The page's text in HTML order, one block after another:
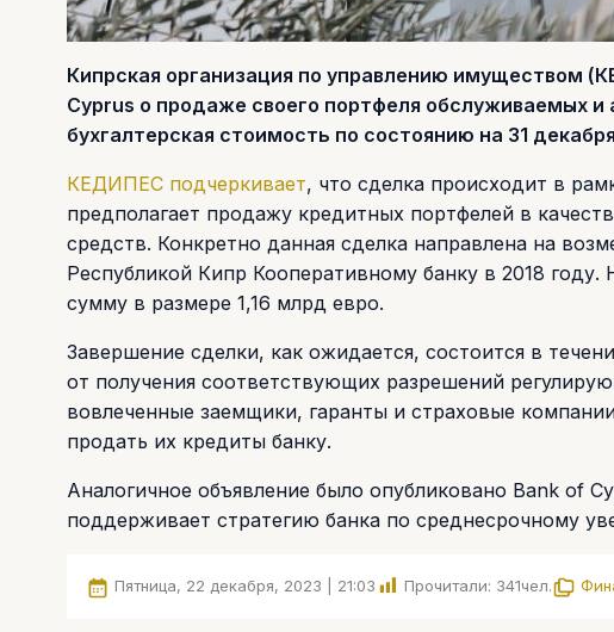
Кипрская организация по управлению имуществом
Cyprus о продаже своего портфеля обслуживаемых
бухгалтерская стоимость по состоянию на 31
КЕДИПЕС подчеркивает, что сделка происходит в
предполагает продажу кредитных портфелей в
средств. Конкретно данная сделка направлена на
Республикой Кипр Кооперативному банку в 2018
сумму в размере 1,16 млрд евро.
Завершение сделки, как ожидается, состоится в
от получения соответствующих разрешений
вовлеченные заемщики, гаранты и страховые
продать их кредиты банку.
Аналогичное объявление было опубликовано Bank of
поддерживает стратегию банка по среднесрочному
Пятница, 22 декабря, 2023 | 21:03 Прочитали: 341чел.